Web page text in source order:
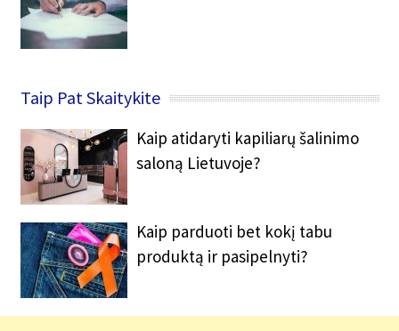
Taip Pat Skaitykite
Kaip atidaryti kapiliarų šalinimo
saloną Lietuvoje?
Kaip parduoti bet kokį tabu
produktą ir pasipelnyti?